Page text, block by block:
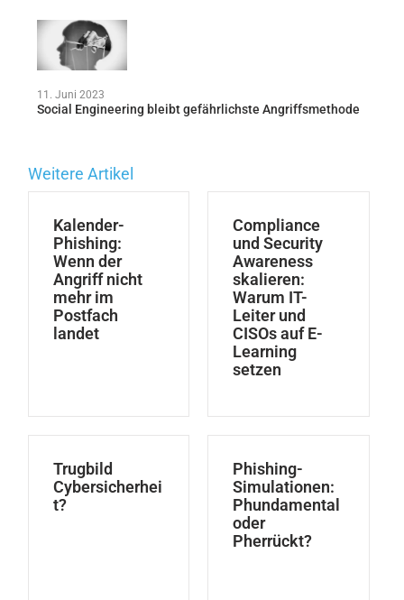
11. Juni 2023
Social Engineering bleibt gefährlichste Angriffsmethode
Weitere Artikel
Kalender-
Phishing:
Wenn der
Angriff nicht
mehr im
Postfach
landet
Compliance
und Security
Awareness
skalieren:
Warum IT-
Leiter und
CISOs auf E-
Learning
setzen
Trugbild
Cybersicherhei
t?
Phishing-
Simulationen:
Phundamental
oder
Pherrückt?